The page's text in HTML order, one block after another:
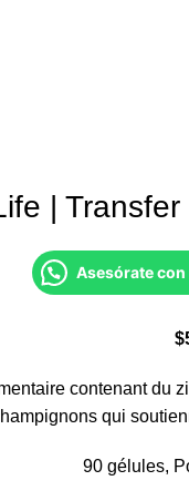
|
Asesórate
$
contenant du
qui
90 gélules,